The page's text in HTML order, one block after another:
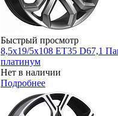
Быстрый просмотр
8,5x19/5x108 ET35 D67,1
платинум
Нет в наличии
Подробнее